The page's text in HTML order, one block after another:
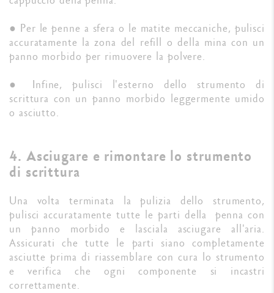
● Per le penne a sfera o le matite meccaniche, pulisci
accuratamente la zona del refill o della mina con un
panno morbido per rimuovere la polvere.
● Infine, pulisci l'esterno dello strumento di
scrittura con un panno morbido leggermente umido
o asciutto.
4. Asciugare e rimontare lo strumento
di scrittura
Una volta terminata la pulizia dello strumento,
pulisci accuratamente tutte le parti della penna con
un panno morbido e lasciala asciugare all'aria.
Assicurati che tutte le parti siano completamente
asciutte prima di riassemblare con cura lo strumento
e verifica che ogni componente si incastri
correttamente.